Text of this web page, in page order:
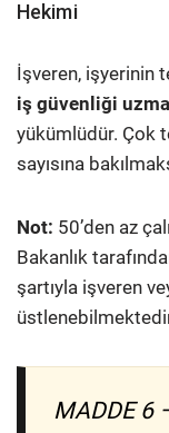
Hekimi
İşveren, işyerinin
iş güvenliği
yükümlüdür. Çok
sayısına
Not: 50’den az
Bakanlık
şartıyla işveren
MADDE 6